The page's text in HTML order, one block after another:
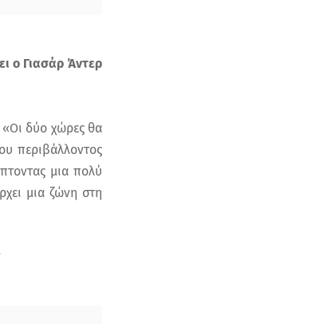
ο Γιασάρ Άντερ
«Οι δύο χώρες θα
περιβάλλοντος
μια πολύ
μια ζώνη στη